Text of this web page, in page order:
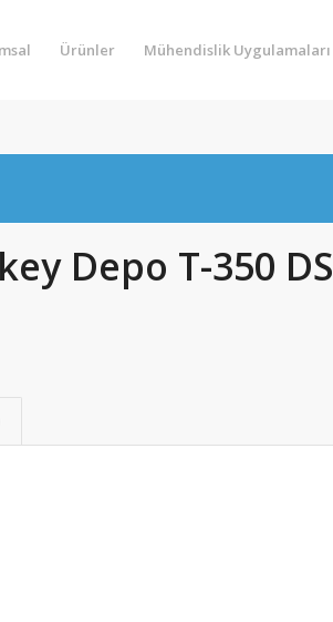
Ürünler Mühendislik Uygulamaları
Depo T-350 DS